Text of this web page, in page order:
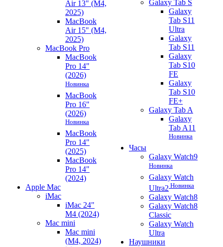
Air 13" (M4,
2025)
MacBook
Air 15" (M4,
2025)
MacBook Pro
MacBook
Pro 14"
(2026)
Новинка
MacBook
Pro 16"
(2026)
Новинка
MacBook
Pro 14"
(2025)
MacBook
Pro 14"
(2024)
Apple Mac
iMac
iMac 24"
M4 (2024)
Mac mini
Mac mini
(M4, 2024)
Galaxy Tab S
Galaxy
Tab S11
Ultra
Galaxy
Tab S11
Galaxy
Tab S10
FE
Galaxy
Tab S10
FE+
Galaxy Tab A
Galaxy
Tab A11
Новинка
Часы
Galaxy Watch9
Новинка
Galaxy Watch
Ultra2 Новинка
Galaxy Watch8
Galaxy Watch8
Classic
Galaxy Watch
Ultra
Наушники